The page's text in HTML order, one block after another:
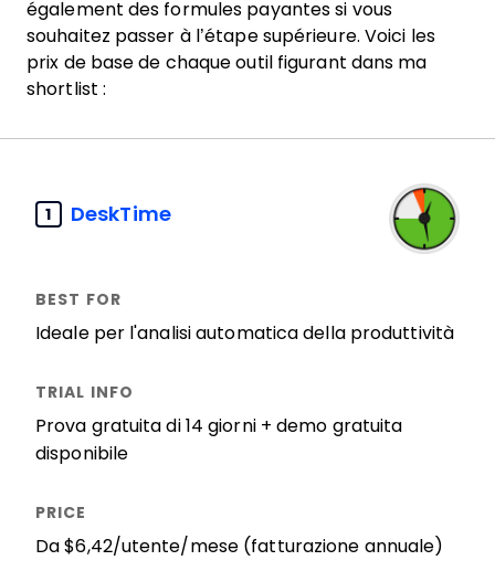
également des formules payantes si vous
souhaitez passer à l’étape supérieure. Voici les
prix de base de chaque outil figurant dans ma
shortlist :
1 DeskTime
Ideale per l'analisi automatica della produttività
Prova gratuita di 14 giorni + demo gratuita
disponibile
Da $6,42/utente/mese (fatturazione annuale)